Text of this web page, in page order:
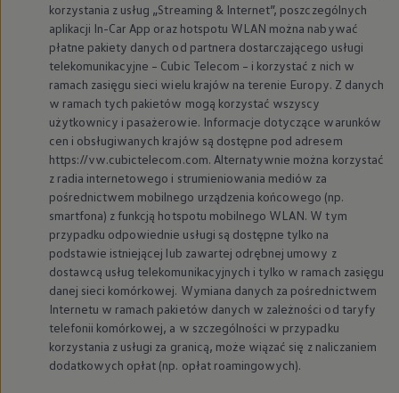
korzystania z usług „Streaming & Internet”, poszczególnych
aplikacji In-Car App oraz hotspotu WLAN można nabywać
płatne pakiety danych od partnera dostarczającego usługi
telekomunikacyjne – Cubic Telecom – i korzystać z nich w
ramach zasięgu sieci wielu krajów na terenie Europy. Z danych
w ramach tych pakietów mogą korzystać wszyscy
użytkownicy i pasażerowie. Informacje dotyczące warunków
cen i obsługiwanych krajów są dostępne pod adresem
https://vw.cubictelecom.com. Alternatywnie można korzystać
z radia internetowego i strumieniowania mediów za
pośrednictwem mobilnego urządzenia końcowego (np.
smartfona) z funkcją hotspotu mobilnego WLAN. W tym
przypadku odpowiednie usługi są dostępne tylko na
podstawie istniejącej lub zawartej odrębnej umowy z
dostawcą usług telekomunikacyjnych i tylko w ramach zasięgu
danej sieci komórkowej. Wymiana danych za pośrednictwem
Internetu w ramach pakietów danych w zależności od taryfy
telefonii komórkowej, a w szczególności w przypadku
korzystania z usługi za granicą, może wiązać się z naliczaniem
dodatkowych opłat (np. opłat roamingowych).